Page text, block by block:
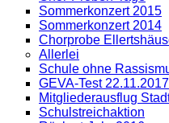
Sommerkonzert 2015
Sommerkonzert 2014
Chorprobe
Allerlei
Schule ohne
GEVA-Test 22.11.2017
Mitgliederausflug
Schulstreichaktion